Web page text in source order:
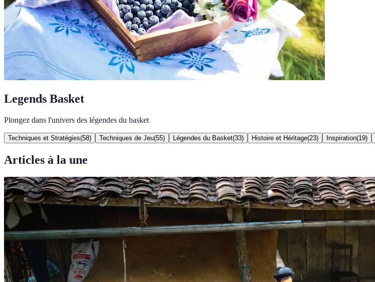
Legends Basket
Plongez dans l'univers des légendes du basket
Techniques et Stratégies(58) Techniques de Jeu(55) Légendes du Basket(33) Histoire et Héritage(23) Inspiration(19)
Articles à la une